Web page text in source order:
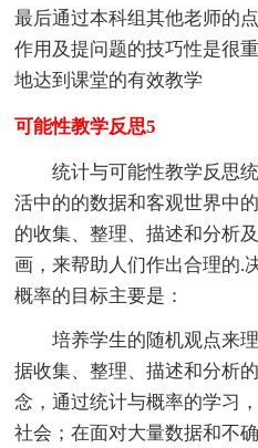
最后通过本科组其他老师的
作用及提问题的技巧性是很
地达到课堂的有效教学
可能性教学反思5
统计与可能性教学反思统
活中的的数据和客观世界中
的收集、整理、描述和分析
画，来帮助人们作出合理的.
概率的目标主要是：
培养学生的随机观点来理
据收集、整理、描述和分析
念，通过统计与概率的学习
社会；在面对大量数据和不